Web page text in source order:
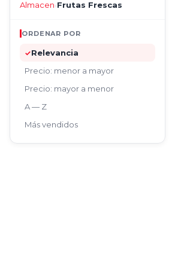
Almacen›Frutas Frescas
ORDENAR POR
✓Relevancia
Precio: menor a mayor
Precio: mayor a menor
A — Z
Más vendidos